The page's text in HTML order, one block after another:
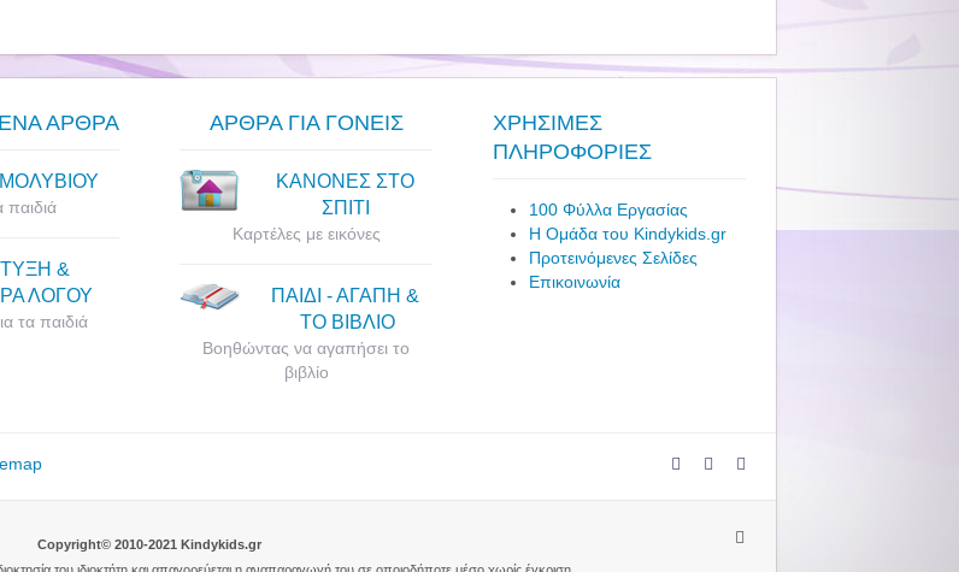
ΑΡΘΡΑ
παιδιά
&
ΛΟΓΟΥ
τα παιδιά
ΑΡΘΡΑ ΓΙΑ ΓΟΝΕΙΣ
ΚΑΝΟΝΕΣ ΣΤΟ
ΣΠΙΤΙ
Καρτέλες με εικόνες
ΠΑΙΔΙ - ΑΓΑΠΗ &
ΤΟ ΒΙΒΛΙΟ
Βοηθώντας να αγαπήσει το
βιβλίο
ΧΡΗΣΙΜΕΣ
ΠΛΗΡΟΦΟΡΙΕΣ
100 Φύλλα Εργασίας
Η Ομάδα του Kindykids.gr
Προτεινόμενες Σελίδες
Επικοινωνία
Copyright© 2010-2021 Kindykids.gr